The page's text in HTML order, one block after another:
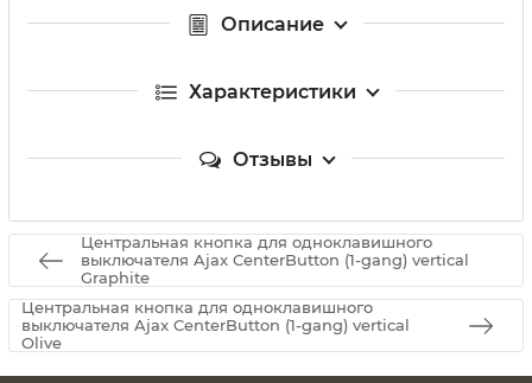
Описание
Характеристики
Отзывы
Центральная кнопка для одноклавишного
выключателя Ajax CenterButton (1-gang) vertical
Graphite
Центральная кнопка для одноклавишного
выключателя Ajax CenterButton (1-gang) vertical
Olive